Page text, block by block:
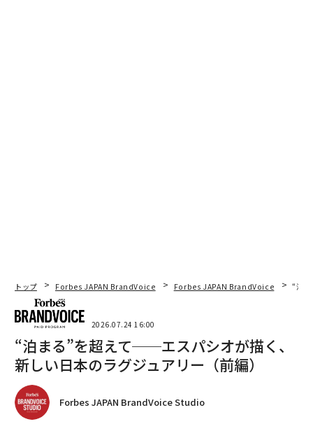
トップ Forbes JAPAN BrandVoice Forbes JAPAN BrandVoice “泊
2026.07.24 16:00
“泊まる”を超えて──エスパシオが描く、
新しい日本のラグジュアリー（前編）
Forbes JAPAN BrandVoice Studio